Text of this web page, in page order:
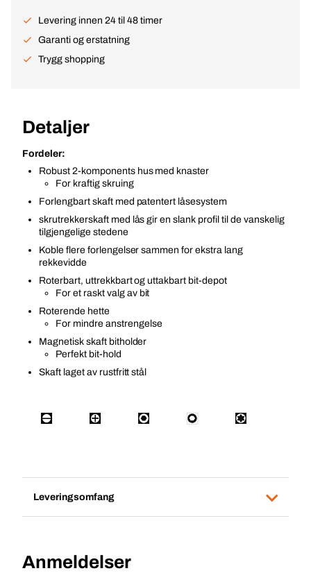
Levering innen 24 til 48 timer
Garanti og erstatning
Trygg shopping
Detaljer
Fordeler:
Robust 2-komponents hus med knaster
For kraftig skruing
Forlengbart skaft med patentert låsesystem
skrutrekkerskaft med lås gir en slank profil til de vanskelig
tilgjengelige stedene
Koble flere forlengelser sammen for ekstra lang
rekkevidde
Roterbart, uttrekkbart og uttakbart bit-depot
For et raskt valg av bit
Roterende hette
For mindre anstrengelse
Magnetisk skaft bitholder
Perfekt bit-hold
Skaft laget av rustfritt stål
Leveringsomfang
Anmeldelser